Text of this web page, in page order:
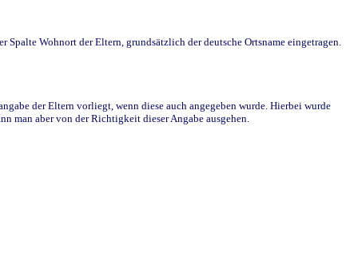
Wohnort der Eltern, grundsätzlich der deutsche Ortsname eingetragen.
der Eltern vorliegt, wenn diese auch angegeben wurde. Hierbei wurde
man aber von der Richtigkeit dieser Angabe ausgehen.